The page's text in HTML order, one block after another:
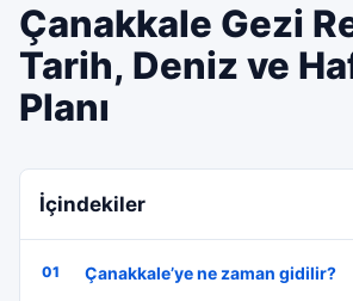
Çanakkale Gezi
Tarih, Deniz ve
Planı
İçindekiler
01 Çanakkale’ye ne zaman gidilir?